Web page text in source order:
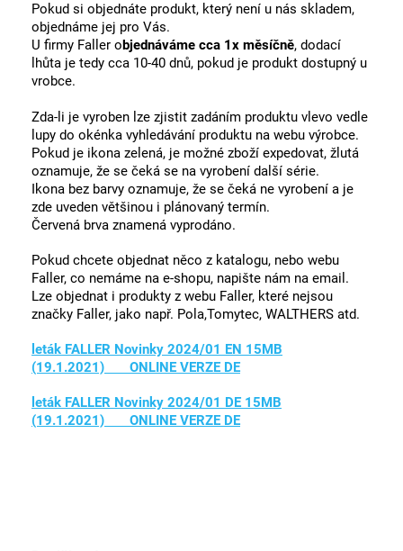
Pokud si objednáte produkt, který není u nás skladem,
objednáme jej pro Vás.
U firmy Faller objednáváme cca 1x měsíčně, dodací
lhůta je tedy cca 10-40 dnů, pokud je produkt dostupný u
vrobce.
Zda-li je vyroben lze zjistit zadáním produktu vlevo vedle
lupy do okénka vyhledávání produktu na webu výrobce.
Pokud je ikona zelená, je možné zboží expedovat, žlutá
oznamuje, že se čeká se na vyrobení další série.
Ikona bez barvy oznamuje, že se čeká ne vyrobení a je
zde uveden většinou i plánovaný termín.
Červená brva znamená vyprodáno.
Pokud chcete objednat něco z katalogu, nebo webu
Faller, co nemáme na e-shopu, napište nám na email.
Lze objednat i produkty z webu Faller, které nejsou
značky Faller, jako např. Pola,Tomytec, WALTHERS atd.
leták FALLER Novinky 2024/01 EN 15MB
(19.1.2021) ONLINE VERZE DE
leták FALLER Novinky 2024/01 DE 15MB
(19.1.2021) ONLINE VERZE DE